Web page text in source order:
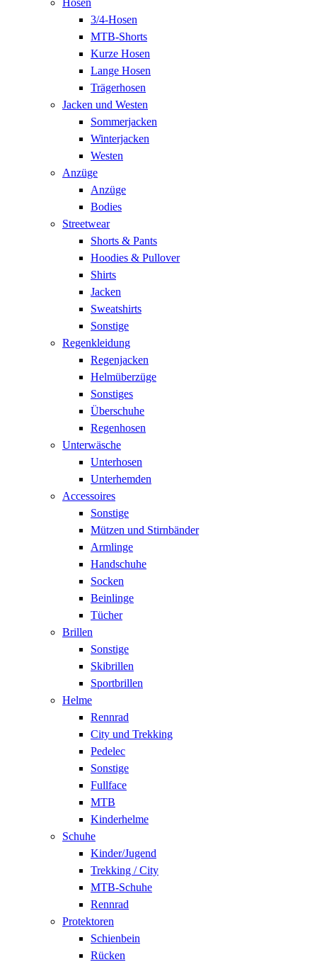
3/4-Hosen
MTB-Shorts
Kurze Hosen
Lange Hosen
Trägerhosen
Jacken und Westen
Sommerjacken
Winterjacken
Westen
Anzüge
Anzüge
Bodies
Streetwear
Shorts & Pants
Hoodies & Pullover
Shirts
Jacken
Sweatshirts
Sonstige
Regenkleidung
Regenjacken
Helmüberzüge
Sonstiges
Überschuhe
Regenhosen
Unterwäsche
Unterhosen
Unterhemden
Accessoires
Sonstige
Mützen und Stirnbänder
Armlinge
Handschuhe
Socken
Beinlinge
Tücher
Brillen
Sonstige
Skibrillen
Sportbrillen
Helme
Rennrad
City und Trekking
Pedelec
Sonstige
Fullface
MTB
Kinderhelme
Schuhe
Kinder/Jugend
Trekking / City
MTB-Schuhe
Rennrad
Protektoren
Schienbein
Rücken